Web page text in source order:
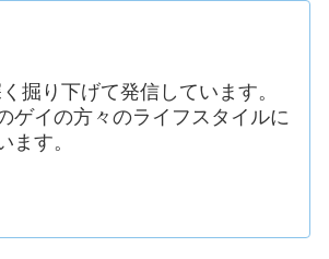
掘り下げて発信しています。
ゲイの方々のライフスタイルに
す。